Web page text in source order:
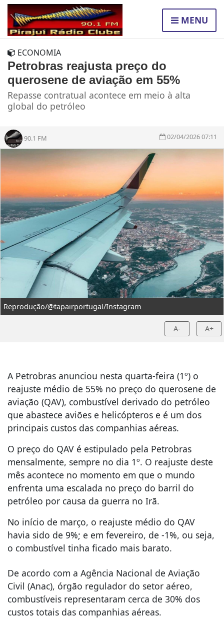
MENU
ECONOMIA
Petrobras reajusta preço do
querosene de aviação em 55%
Repasse contratual acontece em meio à alta
global do petróleo
90.1 FM 02/04/2026 07:11
Reprodução/@tapairportugal/Instagram
A- A+
A Petrobras anunciou nesta quarta-feira (1º) o
reajuste médio de 55% no preço do querosene de
aviação (QAV), combustível derivado do petróleo
que abastece aviões e helicópteros e é um dos
principais custos das companhias aéreas.
O preço do QAV é estipulado pela Petrobras
mensalmente, sempre no dia 1º. O reajuste deste
mês acontece no momento em que o mundo
enfrenta uma escalada no preço do barril do
petróleo por causa da guerra no Irã.
No início de março, o reajuste médio do QAV
havia sido de 9%; e em fevereiro, de -1%, ou seja,
o combustível tinha ficado mais barato.
De acordo com a Agência Nacional de Aviação
Civil (Anac), órgão regulador do setor aéreo,
combustíveis representaram cerca de 30% dos
custos totais das companhias aéreas.